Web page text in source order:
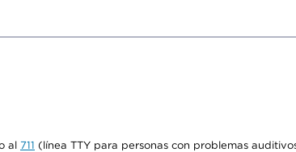
al 711 (línea TTY para personas con problemas